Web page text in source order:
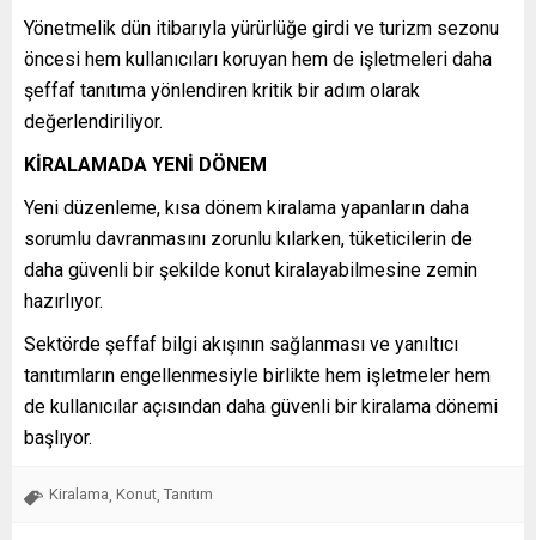
Yönetmelik dün itibarıyla yürürlüğe girdi ve turizm sezonu
öncesi hem kullanıcıları koruyan hem de işletmeleri daha
şeffaf tanıtıma yönlendiren kritik bir adım olarak
değerlendiriliyor.
KİRALAMADA YENİ DÖNEM
Yeni düzenleme, kısa dönem kiralama yapanların daha
sorumlu davranmasını zorunlu kılarken, tüketicilerin de
daha güvenli bir şekilde konut kiralayabilmesine zemin
hazırlıyor.
Sektörde şeffaf bilgi akışının sağlanması ve yanıltıcı
tanıtımların engellenmesiyle birlikte hem işletmeler hem
de kullanıcılar açısından daha güvenli bir kiralama dönemi
başlıyor.
Kiralama Konut Tanıtım